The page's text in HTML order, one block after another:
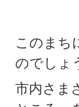
このまち
のでしょ
市内さま